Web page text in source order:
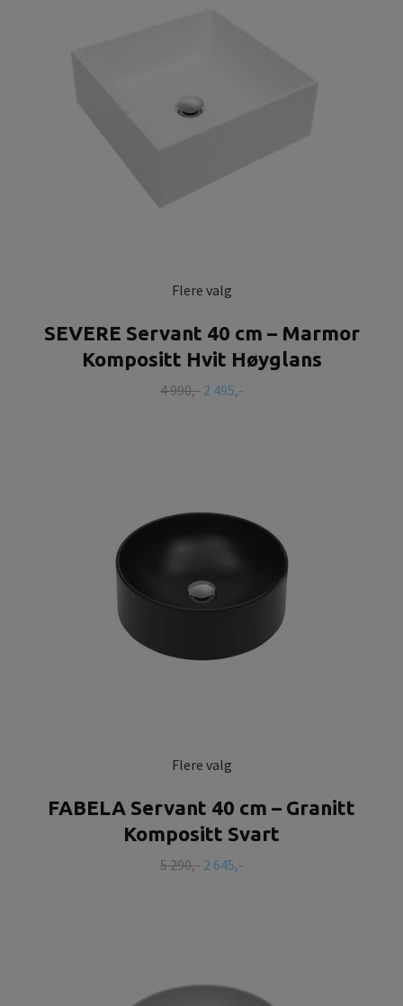
Flere valg
SEVERE Servant 40 cm – Marmor
Kompositt Hvit Høyglans
4 990,- 2 495,-
Flere valg
FABELA Servant 40 cm – Granitt
Kompositt Svart
5 290,- 2 645,-